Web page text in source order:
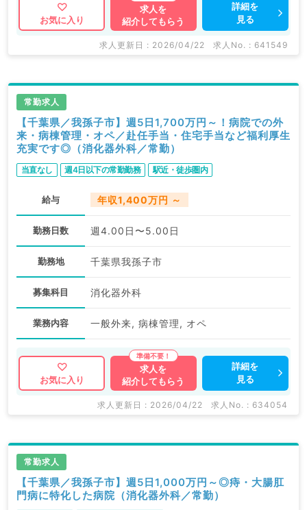
お気に入り
求人を
紹介してもらう
詳細を
見る
求人更新日 : 2026/04/22 求人No. : 641549
常勤求人
【千葉県／我孫子市】週5日1,700万円～！病院での外
来・病棟管理・オペ／赴任手当・住宅手当など福利厚生
充実です◎（消化器外科／常勤）
当直なし 週4日以下の常勤勤務 駅近・徒歩圏内
給与 年収1,400万円 ～
勤務日数 週4.00日〜5.00日
勤務地 千葉県我孫子市
募集科目 消化器外科
業務内容 一般外来, 病棟管理, オペ
お気に入り
求人を
紹介してもらう
詳細を
見る
求人更新日 : 2026/04/22 求人No. : 634054
常勤求人
【千葉県／我孫子市】週5日1,000万円～◎痔・大腸肛
門病に特化した病院（消化器外科／常勤）